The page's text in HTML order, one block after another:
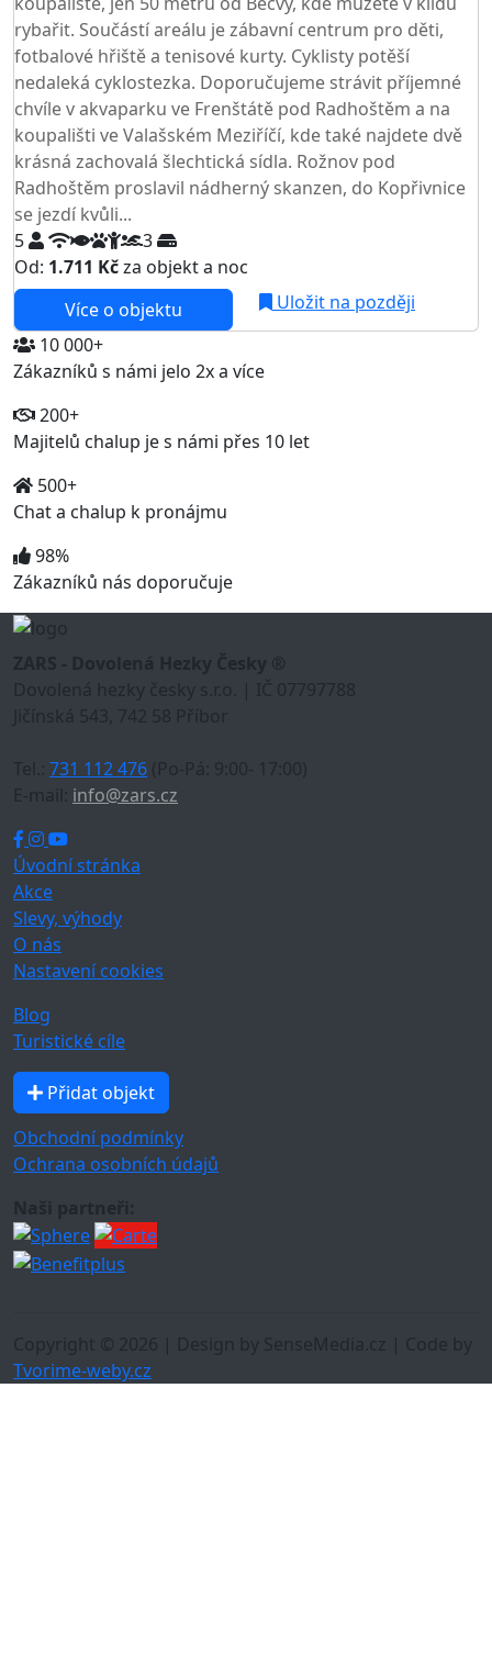
rybařit. Součástí areálu je zábavní centrum pro děti,
fotbalové hřiště a tenisové kurty. Cyklisty potěší
nedaleká cyklostezka. Doporučujeme strávit příjemné
chvíle v akvaparku ve Frenštátě pod Radhoštěm a na
koupališti ve Valašském Meziříčí, kde také najdete dvě
krásná zachovalá šlechtická sídla. Rožnov pod
Radhoštěm proslavil nádherný skanzen, do Kopřivnice
se jezdí kvůli...
5
3
Od: 1.711 Kčza objekt a noc
Více o objektu
Uložit na později
10 000+
Zákazníků s námi jelo 2x a více
200+
Majitelů chalup je s námi přes 10 let
500+
Chat a chalup k pronájmu
98%
Zákazníků nás doporučuje
ZARS - Dovolená Hezky Česky ®
Dovolená hezky česky s.r.o. | IČ 07797788
Jičínská 543, 742 58 Příbor
Tel.: 731 112 476 (Po-Pá: 9:00- 17:00)
E-mail: info@zars.cz
Úvodní stránka
Akce
Slevy, výhody
O nás
Nastavení cookies
Blog
Turistické cíle
Přidat objekt
Obchodní podmínky
Ochrana osobních údajů
Naši partneři:
Copyright © 2026 | Design by SenseMedia.cz | Code by
Tvorime-weby.cz